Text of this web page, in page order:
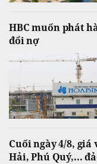
HBC muốn phát
đổi nợ
Cuối ngày 4/8, giá
Hải, Phú Quý,...